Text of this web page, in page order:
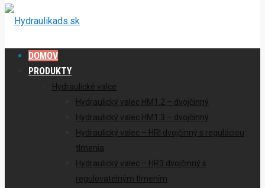
DOMOV
PRODUKTY
Hydraulické valce
Hydraulický valec HM1.2 – dvojčinný
Hydraulický valec HM1.3 – dvojčinný
Hydraulický valec – HRI dvojčinný s reguláciou
tlmenia
Hydraulický valec – HR3 dvojčinný s
regulovatelným tlmením